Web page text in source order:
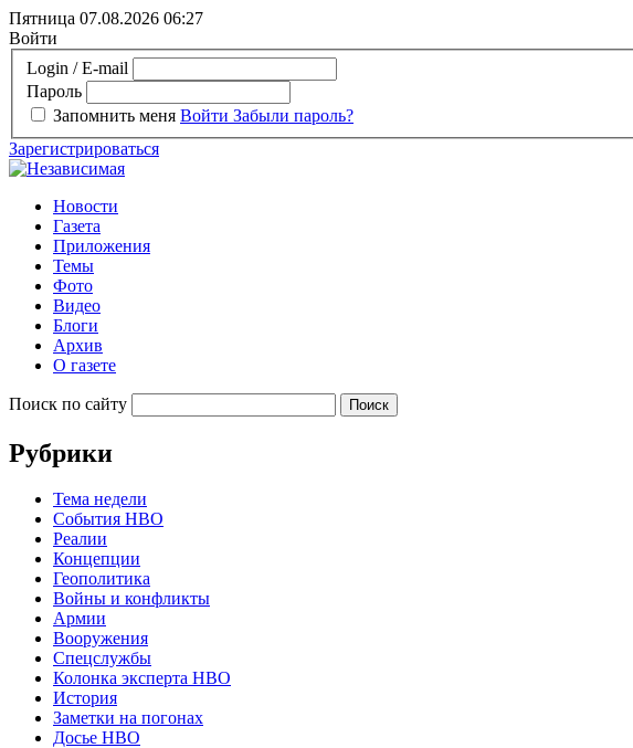
Пятница 07.08.2026 06:27
Войти
Login / E-mail
Пароль
Запомнить меня Войти Забыли пароль?
Зарегистрироваться
Новости
Газета
Приложения
Темы
Фото
Видео
Блоги
Архив
О газете
Поиск по сайту
Рубрики
Тема недели
События НВО
Реалии
Концепции
Геополитика
Войны и конфликты
Армии
Вооружения
Спецслужбы
Колонка эксперта НВО
История
Заметки на погонах
Досье НВО